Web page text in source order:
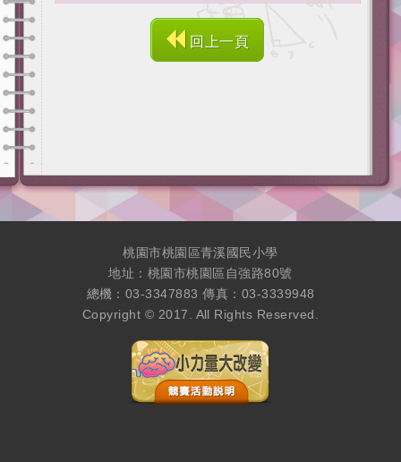
回上一頁
桃園市桃園區青溪國民小學
地址：桃園市桃園區自強路80號
總機：03-3347883 傳真：03-3339948
Copyright © 2017. All Rights Reserved.